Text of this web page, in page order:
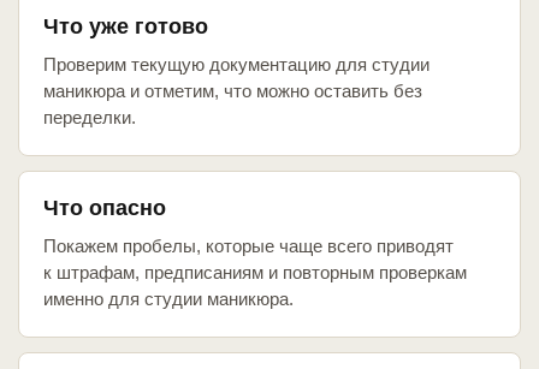
Что уже готово
Проверим текущую документацию для студии
маникюра и отметим, что можно оставить без
переделки.
Что опасно
Покажем пробелы, которые чаще всего приводят
к штрафам, предписаниям и повторным проверкам
именно для студии маникюра.